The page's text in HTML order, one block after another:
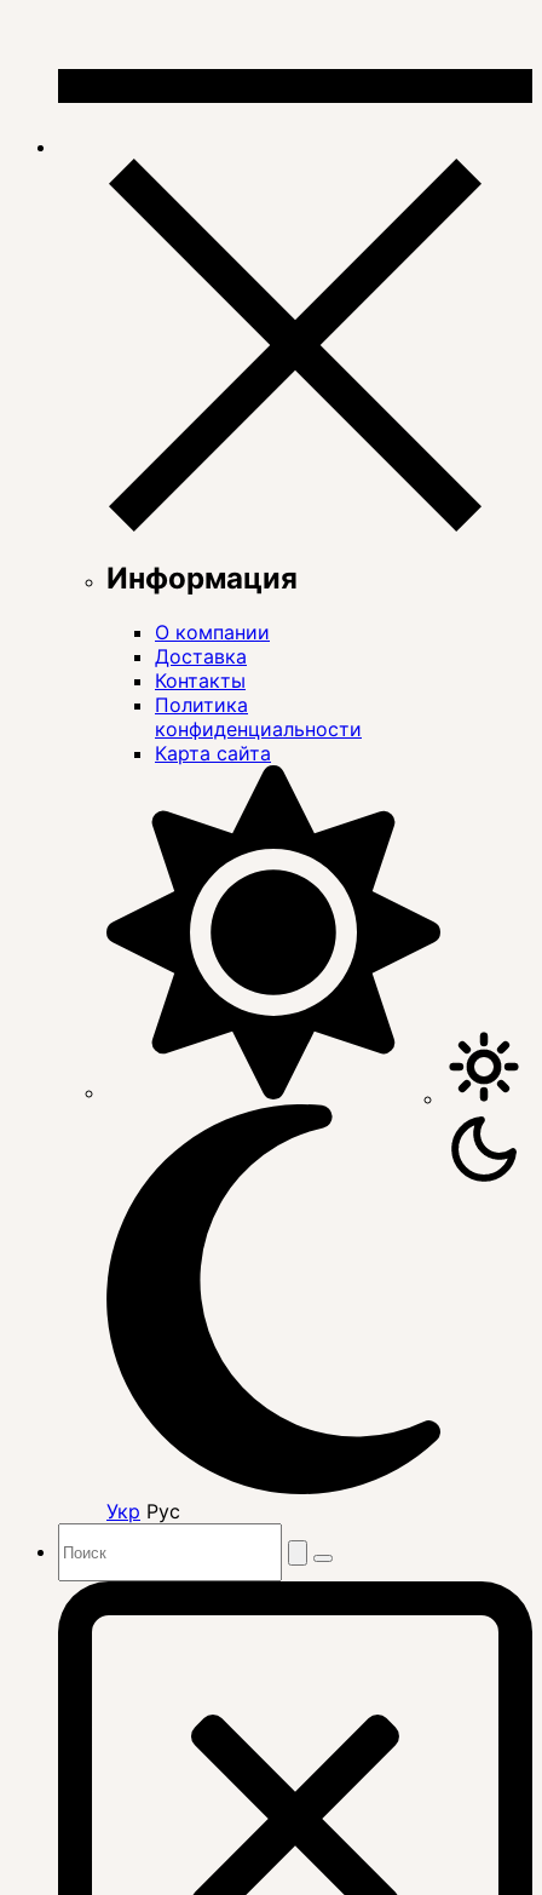
Информация
О компании
Доставка
Контакты
Политика
конфиденциальности
Карта сайта
Укр Рус